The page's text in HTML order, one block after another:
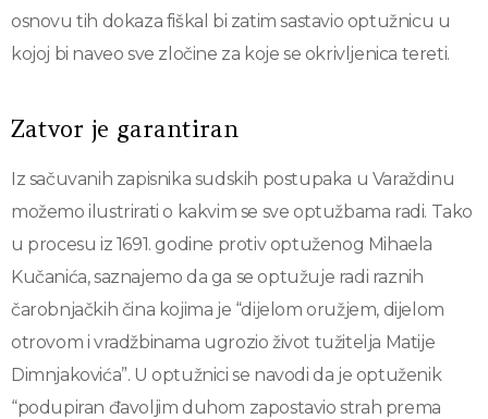
osnovu tih dokaza fiškal bi zatim sastavio optužnicu u
kojoj bi naveo sve zločine za koje se okrivljenica tereti.
Zatvor je garantiran
Iz sačuvanih zapisnika sudskih postupaka u Varaždinu
možemo ilustrirati o kakvim se sve optužbama radi. Tako
u procesu iz 1691. godine protiv optuženog Mihaela
Kučanića, saznajemo da ga se optužuje radi raznih
čarobnjačkih čina kojima je “dijelom oružjem, dijelom
otrovom i vradžbinama ugrozio život tužitelja Matije
Dimnjakovića”. U optužnici se navodi da je optuženik
“podupiran đavoljim duhom zapostavio strah prema